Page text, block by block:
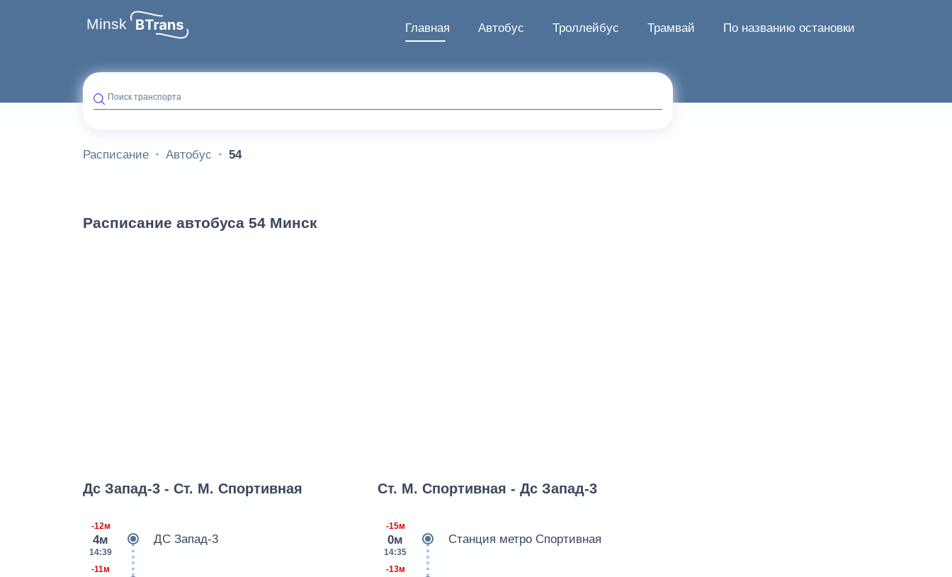
Minsk Главная Автобус Троллейбус Трамвай По названию остановки
Поиск транспорта
Расписание Автобус 54
Расписание автобуса 54 Минск
Дс Запад-3 - Ст. М. Спортивная
-12м
4м
14:39
ДС Запад-3
-11м
Ст. М. Спортивная - Дс Запад-3
-15м
0м
14:35
Станция метро Спортивная
-13м